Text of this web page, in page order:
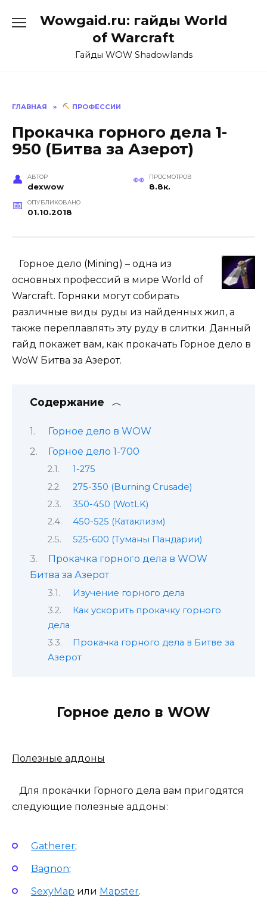
Wowgaid.ru: гайды World
of Warcraft
Гайды WOW Shadowlands
ГЛАВНАЯ » ПРОФЕССИИ
Прокачка горного дела 1-
950 (Битва за Азерот)
АВТОР
dexwow
ПРОСМОТРОВ
8.8к.
ОПУБЛИКОВАНО
01.10.2018
Горное дело (Mining) – одна из
основных профессий в мире World of
Warcraft. Горняки могут собирать
различные виды руды из найденных жил, а
также переплавлять эту руду в слитки. Данный
гайд покажет вам, как прокачать Горное дело в
WoW Битва за Азерот.
Содержание
Горное дело в WOW
Горное дело 1-700
1-275
275-350 (Burning Crusade)
350-450 (WotLK)
450-525 (Катаклизм)
525-600 (Туманы Пандарии)
Прокачка горного дела в WOW
Битва за Азерот
Изучение горного дела
Как ускорить прокачку горного
дела
Прокачка горного дела в Битве за
Азерот
Горное дело в WOW
Полезные аддоны
Для прокачки Горного дела вам пригодятся
следующие полезные аддоны:
Gatherer;
Bagnon;
SexyMap или Mapster.